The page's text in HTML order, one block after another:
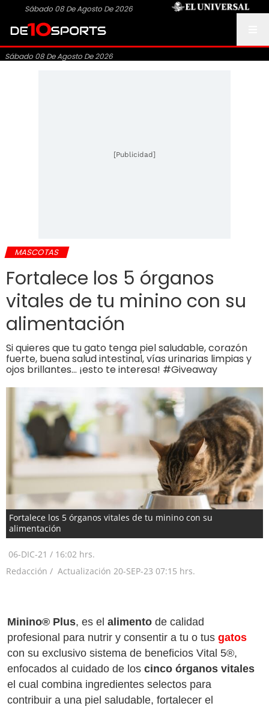
Sábado 08 De Agosto De 2026
Sábado 08 De Agosto De 2026
[Publicidad]
MASCOTAS
Fortalece los 5 órganos
vitales de tu minino con su
alimentación
Si quieres que tu gato tenga piel saludable, corazón
fuerte, buena salud intestinal, vías urinarias limpias y
ojos brillantes… ¡esto te interesa! #Giveaway
Fortalece los 5 órganos vitales de tu minino con su
alimentación
06-DIC-21 / 16:02 hrs.
Redacción / Actualización 20-SEP-23 07:15 hrs.
Minino® Plus, es el alimento de calidad
profesional para nutrir y consentir a tu o tus gatos
con su exclusivo sistema de beneficios Vital 5®,
enfocados al cuidado de los cinco órganos vitales
el cual combina ingredientes selectos para
contribuir a una piel saludable, fortalecer el